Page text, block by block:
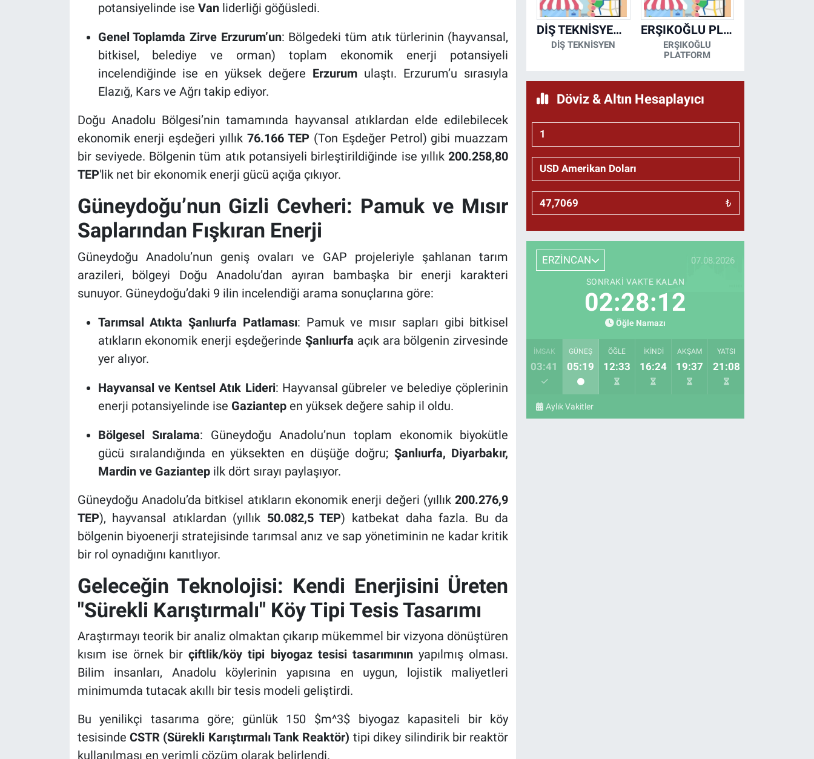
potansiyelinde ise Vanliderliği göğüsledi.
Genel Toplamda Zirve Erzurum’un: Bölgedeki tüm atık türlerinin (hayvansal,
bitkisel, belediye ve orman) toplam ekonomik enerji potansiyeli
incelendiğinde ise en yüksek değere Erzurum ulaştı. Erzurum’u sırasıyla
Elazığ, Kars ve Ağrı takip ediyor.
Doğu Anadolu Bölgesi’nin tamamında hayvansal atıklardan elde edilebilecek
ekonomik enerji eşdeğeri yıllık76.166 TEP(Ton Eşdeğer Petrol) gibi muazzam
bir seviyede. Bölgenin tüm atık potansiyeli birleştirildiğinde ise yıllık200.258,80
TEP'lik net bir ekonomik enerji gücü açığa çıkıyor.
Güneydoğu’nun Gizli Cevheri: Pamuk ve Mısır
Saplarından Fışkıran Enerji
Güneydoğu Anadolu’nun geniş ovaları ve GAP projeleriyle şahlanan tarım
arazileri, bölgeyi Doğu Anadolu’dan ayıran bambaşka bir enerji karakteri
sunuyor. Güneydoğu’daki 9 ilin incelendiği arama sonuçlarına göre:
Tarımsal Atıkta Şanlıurfa Patlaması: Pamuk ve mısır sapları gibi bitkisel
atıkların ekonomik enerji eşdeğerinde Şanlıurfa açık ara bölgenin zirvesinde
yer alıyor.
Hayvansal ve Kentsel Atık Lideri: Hayvansal gübreler ve belediye çöplerinin
enerji potansiyelinde ise Gaziantepen yüksek değere sahip il oldu.
Bölgesel Sıralama: Güneydoğu Anadolu’nun toplam ekonomik biyokütle
gücü sıralandığında en yüksekten en düşüğe doğru; Şanlıurfa, Diyarbakır,
Mardin ve Gaziantepilk dört sırayı paylaşıyor.
Güneydoğu Anadolu’da bitkisel atıkların ekonomik enerji değeri (yıllık200.276,9
TEP), hayvansal atıklardan (yıllık 50.082,5 TEP) katbekat daha fazla. Bu da
bölgenin biyoenerji stratejisinde tarımsal anız ve sap yönetiminin ne kadar kritik
bir rol oynadığını kanıtlıyor.
Geleceğin Teknolojisi: Kendi Enerjisini Üreten
"Sürekli Karıştırmalı" Köy Tipi Tesis Tasarımı
Araştırmayı teorik bir analiz olmaktan çıkarıp mükemmel bir vizyona dönüştüren
kısım ise örnek birçiftlik/köy tipi biyogaz tesisi tasarımınınyapılmış olması.
Bilim insanları, Anadolu köylerinin yapısına en uygun, lojistik maliyetleri
minimumda tutacak akıllı bir tesis modeli geliştirdi.
Bu yenilikçi tasarıma göre; günlük 150 $m^3$ biyogaz kapasiteli bir köy
tesisinde CSTR (Sürekli Karıştırmalı Tank Reaktör) tipi dikey silindirik bir reaktör
kullanılması en verimli çözüm olarak belirlendi.
DİŞ TEKNİSYENİ- MESUT KORKMAZ
DİŞ TEKNİSYEN
ERŞIKOĞLU PLATFORM
ERŞIKOĞLU
PLATFORM
Döviz & Altın Hesaplayıcı
₺
ERZİNCAN 07.08.2026
SONRAKI VAKTE KALAN
02:28:11
Öğle Namazı
İMSAK
03:41
GÜNEŞ
05:19
ÖĞLE
12:33
İKINDI
16:24
AKŞAM
19:37
YATSI
21:08
Aylık Vakitler